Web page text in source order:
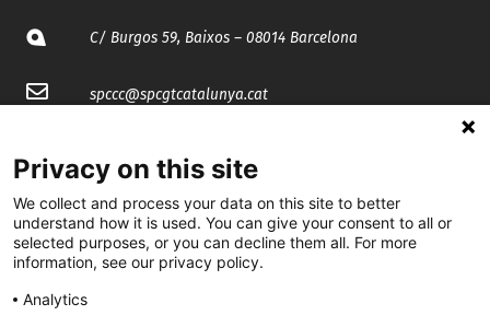
C/ Burgos 59, Baixos – 08014 Barcelona
spccc@spcgtcatalunya.cat
@CGTCatalunya
cgtcatalunya
CGTCatalunya
Privacy on this site
We collect and process your data on this site to better
understand how it is used. You can give your consent to all or
selected purposes, or you can decline them all. For more
information, see our privacy policy.
Analytics